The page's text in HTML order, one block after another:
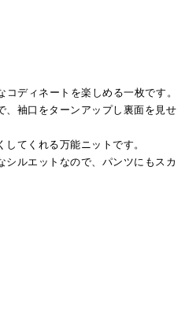
ディネートを楽しめる一枚です。
、袖口をターンアップし裏面を見せ
てくれる万能ニットです。
シルエットなので、パンツにもスカ